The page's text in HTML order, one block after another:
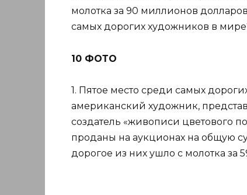
молотка за 90 миллионов
самых дорогих художников в
10 ФОТО
1. Пятое место среди самых
американский художник,
создатель «живописи цветового
проданы на аукционах на общую
дорогое из них ушло с молотка за